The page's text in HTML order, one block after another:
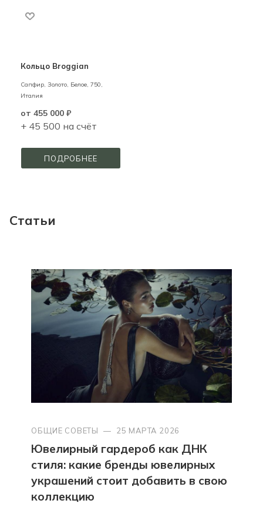
Кольцо Broggian
Сапфир, Золото, Белое, 750,
Италия
от 455 000 ₽
+ 45 500 на счёт
ПОДРОБНЕЕ
Статьи
ОБЩИЕ СОВЕТЫ — 25 МАРТА 2026
Ювелирный гардероб как ДНК
стиля: какие бренды ювелирных
украшений стоит добавить в свою
коллекцию